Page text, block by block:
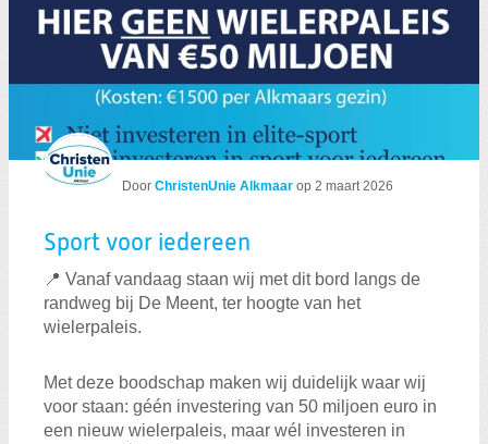
Door ChristenUnie Alkmaar op 2 maart 2026
Sport voor iedereen
📍 Vanaf vandaag staan wij met dit bord langs de
randweg bij De Meent, ter hoogte van het
wielerpaleis.
Met deze boodschap maken wij duidelijk waar wij
voor staan: géén investering van 50 miljoen euro in
een nieuw wielerpaleis, maar wél investeren in